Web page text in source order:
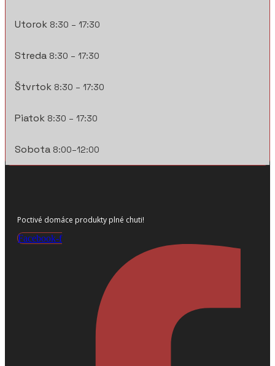
Utorok 8:30 – 17:30
Streda 8:30 – 17:30
Štvrtok 8:30 – 17:30
Piatok 8:30 – 17:30
Sobota 8:00–12:00
Poctivé domáce produkty plné chuti!
Facebook-f